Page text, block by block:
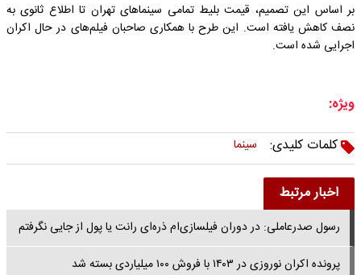
بر اساس این تصمیم، قیمت بلیط تمامی سینما‌های تهران تا اطلاع ثانوی به
نصف کاهش یافته است. این طرح با همکاری صاحبان فیلم‌های در حال اکران
اجرایی شده است.
ویژه:
کلمات کلیدی:
سینما
اخبار مرتبط
رسول صدرعاملی: در دوران فیلسازی‌ام ذره‌ای رانت یا پول از جایی نگرفتم
پرونده اکران نوروزی در ۱۴۰۳ با فروش ۱۰۰ میلیاردی بسته شد